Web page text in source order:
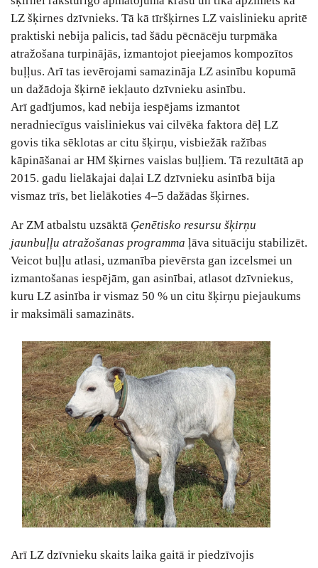
LZ šķirnes dzīvnieks. Tā kā tīršķirnes LZ vaislinieku apritē
praktiski nebija palicis, tad šādu pēcnācēju turpmāka
atražošana turpinājās, izmantojot pieejamos kompozītos
buļļus. Arī tas ievērojami samazināja LZ asinību kopumā
un dažādoja šķirnē iekļauto dzīvnieku asinību.
Arī gadījumos, kad nebija iespējams izmantot
neradniecīgus vaisliniekus vai cilvēka faktora dēļ LZ
govis tika sēklotas ar citu šķirņu, visbiežāk ražības
kāpināšanai ar HM šķirnes vaislas buļļiem. Tā rezultātā ap
2015. gadu lielākajai daļai LZ dzīvnieku asinībā bija
vismaz trīs, bet lielākoties 4–5 dažādas šķirnes.
Ar ZM atbalstu uzsāktā Ģenētisko resursu šķirņu
jaunbuļļu atražošanas programma ļāva situāciju stabilizēt.
Veicot buļļu atlasi, uzmanība pievērsta gan izcelsmei un
izmantošanas iespējām, gan asinībai, atlasot dzīvniekus,
kuru LZ asinība ir vismaz 50 % un citu šķirņu piejaukums
ir maksimāli samazināts.
Arī LZ dzīvnieku skaits laika gaitā ir piedzīvojis